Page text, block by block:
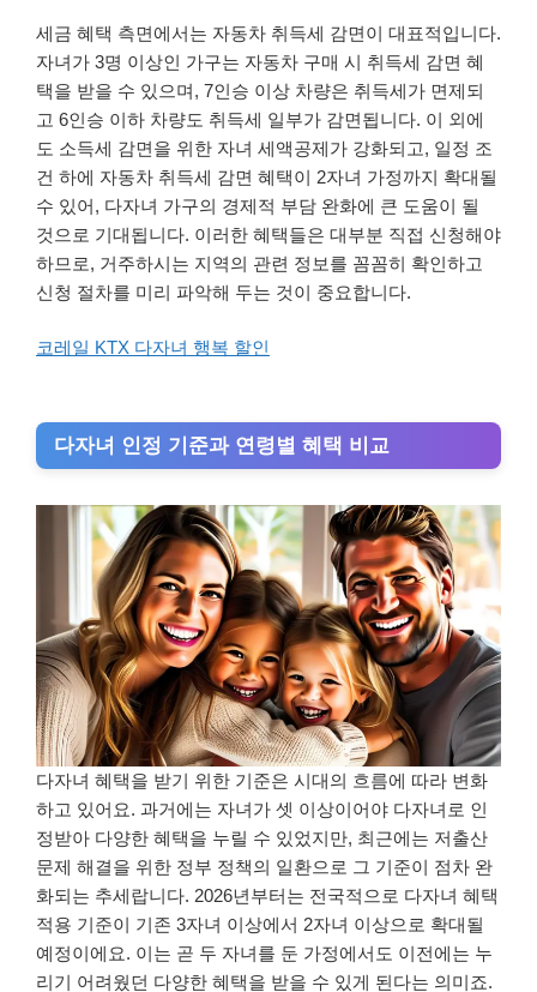
세금 혜택 측면에서는 자동차 취득세 감면이 대표적입니다.
자녀가 3명 이상인 가구는 자동차 구매 시 취득세 감면 혜
택을 받을 수 있으며, 7인승 이상 차량은 취득세가 면제되
고 6인승 이하 차량도 취득세 일부가 감면됩니다. 이 외에
도 소득세 감면을 위한 자녀 세액공제가 강화되고, 일정 조
건 하에 자동차 취득세 감면 혜택이 2자녀 가정까지 확대될
수 있어, 다자녀 가구의 경제적 부담 완화에 큰 도움이 될
것으로 기대됩니다. 이러한 혜택들은 대부분 직접 신청해야
하므로, 거주하시는 지역의 관련 정보를 꼼꼼히 확인하고
신청 절차를 미리 파악해 두는 것이 중요합니다.
코레일 KTX 다자녀 행복 할인
다자녀 인정 기준과 연령별 혜택 비교
다자녀 혜택을 받기 위한 기준은 시대의 흐름에 따라 변화
하고 있어요. 과거에는 자녀가 셋 이상이어야 다자녀로 인
정받아 다양한 혜택을 누릴 수 있었지만, 최근에는 저출산
문제 해결을 위한 정부 정책의 일환으로 그 기준이 점차 완
화되는 추세랍니다. 2026년부터는 전국적으로 다자녀 혜택
적용 기준이 기존 3자녀 이상에서 2자녀 이상으로 확대될
예정이에요. 이는 곧 두 자녀를 둔 가정에서도 이전에는 누
리기 어려웠던 다양한 혜택을 받을 수 있게 된다는 의미죠.